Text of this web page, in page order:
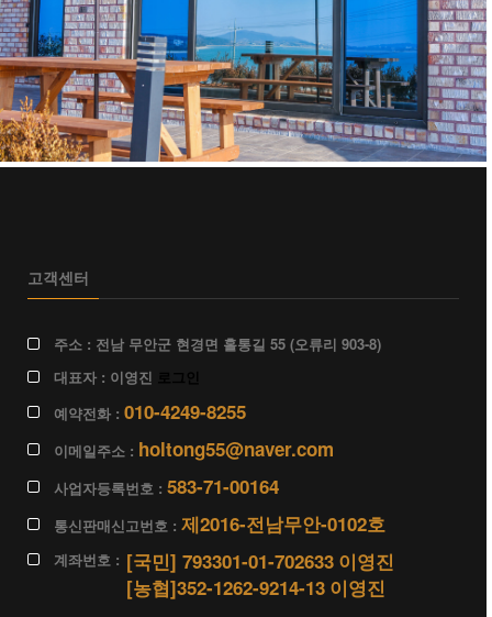
고객센터
주소 : 전남 무안군 현경면 홀통길 55 (오류리 903-8)
대표자 : 이영진
예약전화 : 010-4249-8255
이메일주소 : holtong55@naver.com
사업자등록번호 : 583-71-00164
통신판매신고번호 : 제2016-전남무안-0102호
계좌번호 : [국민] 793301-01-702633 이영진
[농협]352-1262-9214-13 이영진